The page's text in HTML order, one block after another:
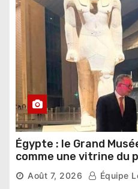
Égypte : le Grand
comme une vitrine du
pharaonique auprès
étrangers
Août 7, 2026 Équipe